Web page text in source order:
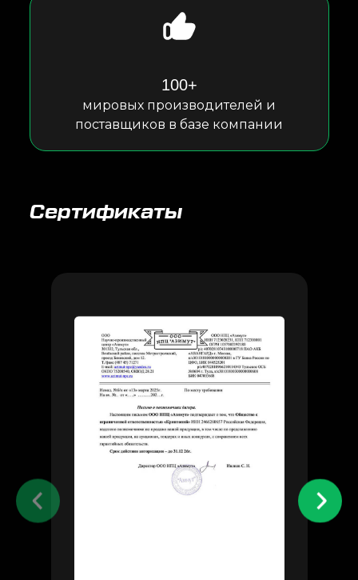
100+
мировых производителей и
поставщиков в базе компании
Сертификаты